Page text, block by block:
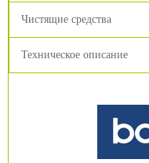
Чистящие средства
Техническое описание